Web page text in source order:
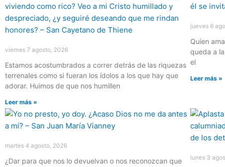
viernes 7 agosto, 2026
Estamos acostumbrados a correr detrás de las riquezas
terrenales como si fueran los ídolos a los que hay que
adorar. Huimos de que nos humillen
Leer más »
jueves 6
Quien
queda a
el
Leer más »
martes 4 agosto, 2026
¿Dar para que nos lo devuelvan o nos reconozcan que
lunes 3